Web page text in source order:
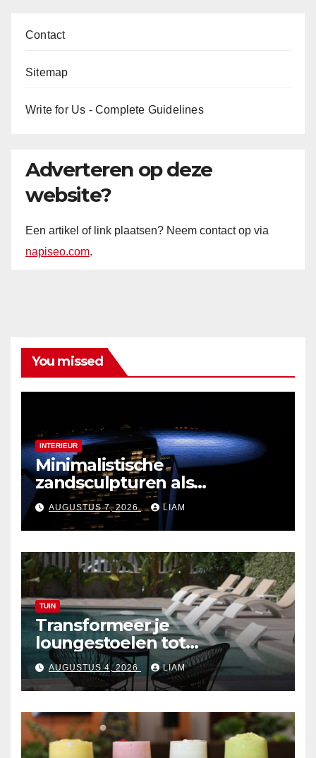
Contact
Sitemap
Write for Us - Complete Guidelines
Adverteren op deze
website?
Een artikel of link plaatsen? Neem contact op via
napiseo.com.
You missed
INTERIEUR
Minimalistische
zandsculpturen als
interieurdecoratie
AUGUSTUS 7, 2026 LIAM
TUIN
Transformeer je
loungestoelen tot
zonvriendelijke zitplekken
AUGUSTUS 4, 2026 LIAM